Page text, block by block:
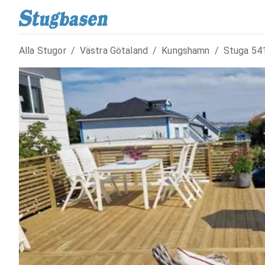
Alla Stugor / Västra Götaland / Kungshamn / Stuga